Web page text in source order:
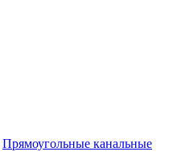
Прямоугольные канальные